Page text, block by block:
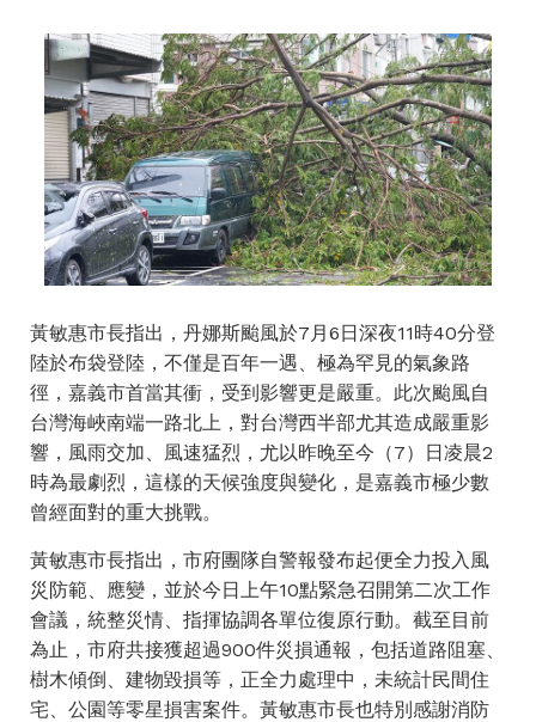
黃敏惠市長指出，丹娜斯颱風於7月6日深夜11時40分登
陸於布袋登陸，不僅是百年一遇、極為罕見的氣象路
徑，嘉義市首當其衝，受到影響更是嚴重。此次颱風自
台灣海峽南端一路北上，對台灣西半部尤其造成嚴重影
響，風雨交加、風速猛烈，尤以昨晚至今（7）日凌晨2
時為最劇烈，這樣的天候強度與變化，是嘉義市極少數
曾經面對的重大挑戰。
黃敏惠市長指出，市府團隊自警報發布起便全力投入風
災防範、應變，並於今日上午10點緊急召開第二次工作
會議，統整災情、指揮協調各單位復原行動。截至目前
為止，市府共接獲超過900件災損通報，包括道路阻塞、
樹木傾倒、建物毀損等，正全力處理中，未統計民間住
宅、公園等零星損害案件。黃敏惠市長也特別感謝消防